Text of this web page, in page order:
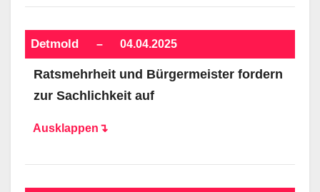
Detmold – 04.04.2025
Ratsmehrheit und Bürgermeister fordern
zur Sachlichkeit auf
Ausklappen↴